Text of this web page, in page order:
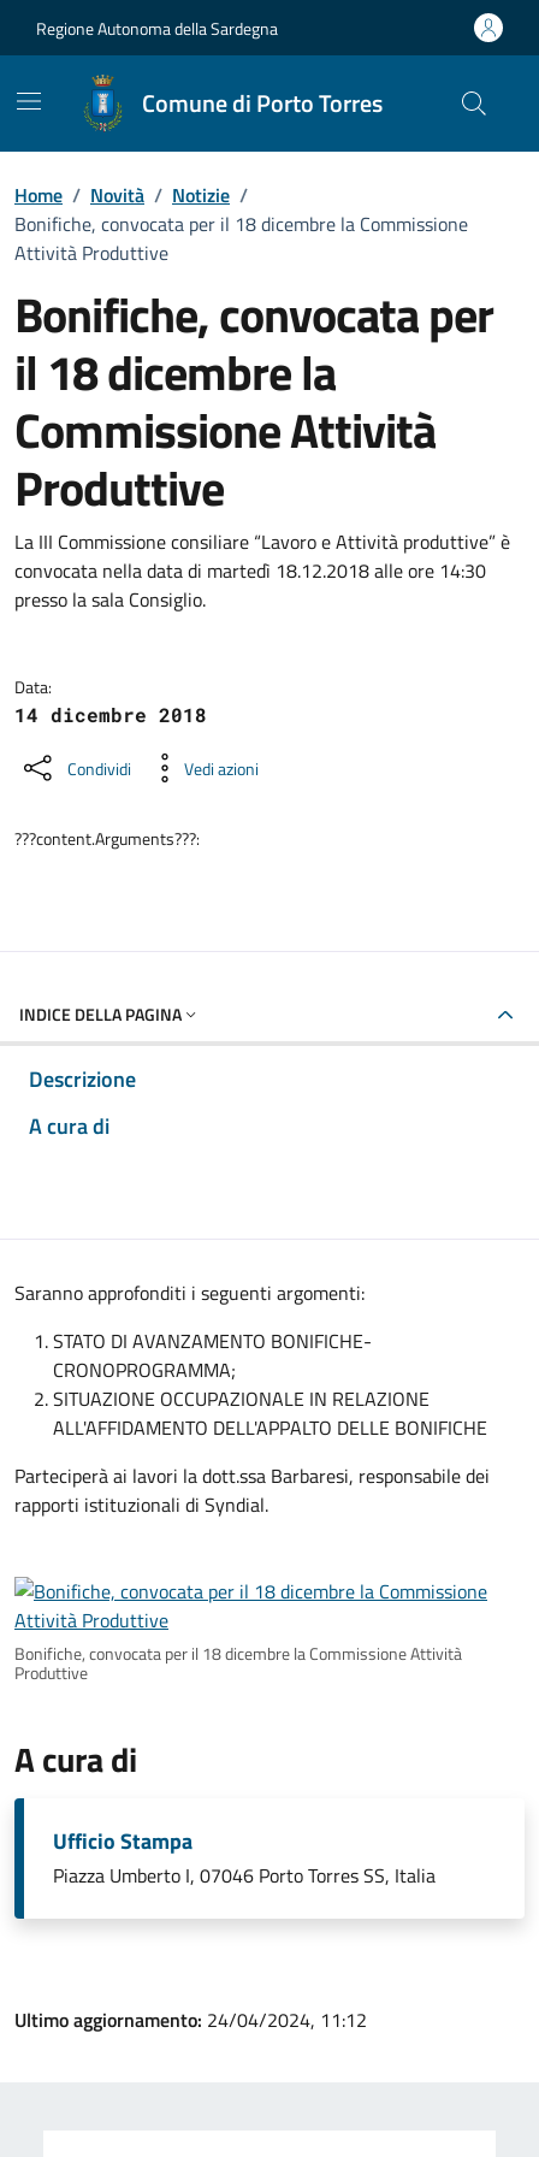
Regione Autonoma della Sardegna
Comune di Porto Torres
Home / Novità / Notizie /
Bonifiche, convocata per il 18 dicembre la Commissione
Attività Produttive
Bonifiche, convocata per
il 18 dicembre la
Commissione Attività
Produttive
Dettagli della notizia
La III Commissione consiliare “Lavoro e Attività produttive” è
convocata nella data di martedì 18.12.2018 alle ore 14:30
presso la sala Consiglio.
Data:
14 dicembre 2018
Condividi Vedi azioni
???content.Arguments???:
INDICE DELLA PAGINA
Descrizione
A cura di
Saranno approfonditi i seguenti argomenti:
STATO DI AVANZAMENTO BONIFICHE-
CRONOPROGRAMMA;
SITUAZIONE OCCUPAZIONALE IN RELAZIONE
ALL'AFFIDAMENTO DELL'APPALTO DELLE BONIFICHE
Parteciperà ai lavori la dott.ssa Barbaresi, responsabile dei
rapporti istituzionali di Syndial.
Bonifiche, convocata per il 18 dicembre la Commissione Attività
Produttive
A cura di
Ufficio Stampa
Piazza Umberto I, 07046 Porto Torres SS, Italia
Ultimo aggiornamento: 24/04/2024, 11:12